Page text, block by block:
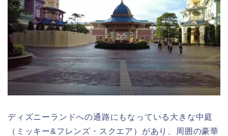
ディズニーランドへの通路にもなっている大きな中庭
（ミッキー&フレンズ・スクエア）があり、周囲の豪華